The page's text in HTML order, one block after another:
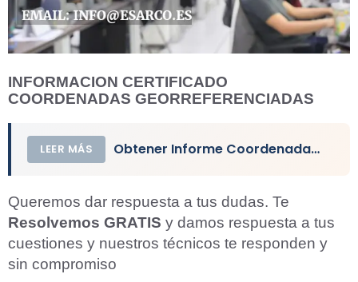
INFORMACION CERTIFICADO
COORDENADAS GEORREFERENCIADAS
LEER MÁS Obtener Informe Coordenadas Georreferenciadas
Queremos dar respuesta a tus dudas. Te
Resolvemos GRATIS y damos respuesta a tus
cuestiones y nuestros técnicos te responden y
sin compromiso